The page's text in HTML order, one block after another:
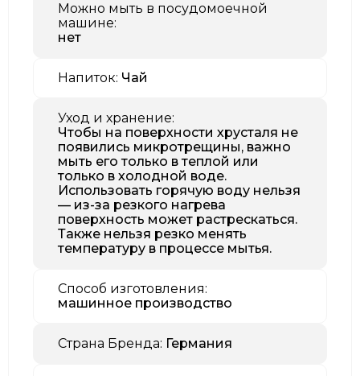
Можно мыть в посудомоечной
машине:
нет
Напиток: Чай
Уход и хранение:
Чтобы на поверхности хрусталя не
появились микротрещины, важно
мыть его только в теплой или
только в холодной воде.
Использовать горячую воду нельзя
— из-за резкого нагрева
поверхность может растрескаться.
Также нельзя резко менять
температуру в процессе мытья.
Способ изготовления:
машинное производство
Страна Бренда: Германия